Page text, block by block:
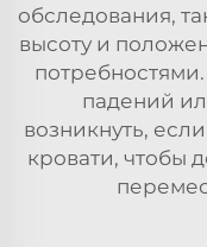
обследования,
высоту и
падений
возникнуть,
кровати, чтобы